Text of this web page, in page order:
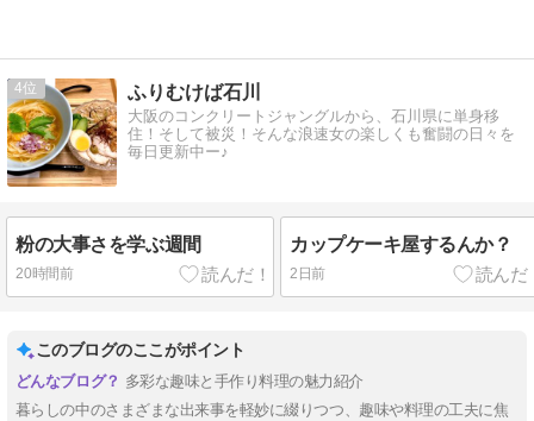
4 ふりむけば石川
大阪のコンクリートジャングルから、石川県に単身移
住！そして被災！そんな浪速女の楽しくも奮闘の日々を
毎日更新中ー♪
粉の大事さを学ぶ週間
20時間前
カップケーキ屋するんか？
2日前
このブログのここがポイント
多彩な趣味と手作り料理の魅力紹介
暮らしの中のさまざまな出来事を軽妙に綴りつつ、趣味や料理の工夫に焦